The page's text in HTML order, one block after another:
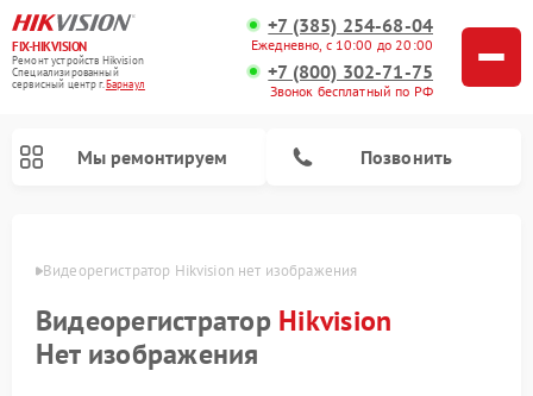
FIX-HIKVISION
Ремонт устройств Hikvision
Специализированный
cервисный центр г.Барнаул
+7 (385) 254-68-04
Ежедневно, с 10:00 до 20:00
+7 (800) 302-71-75
Звонок бесплатный по РФ
Мы ремонтируем Позвонить
Видеорегистратор Hikvision нет изображения
Видеорегистратор Hikvision
Нет изображения